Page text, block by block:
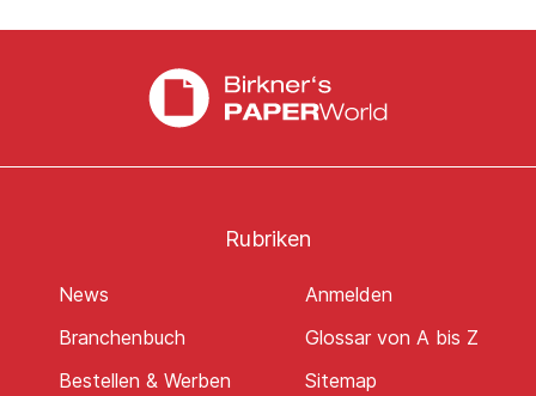
Rubriken
News
Branchenbuch
Bestellen & Werben
Anmelden
Glossar von A bis Z
Sitemap